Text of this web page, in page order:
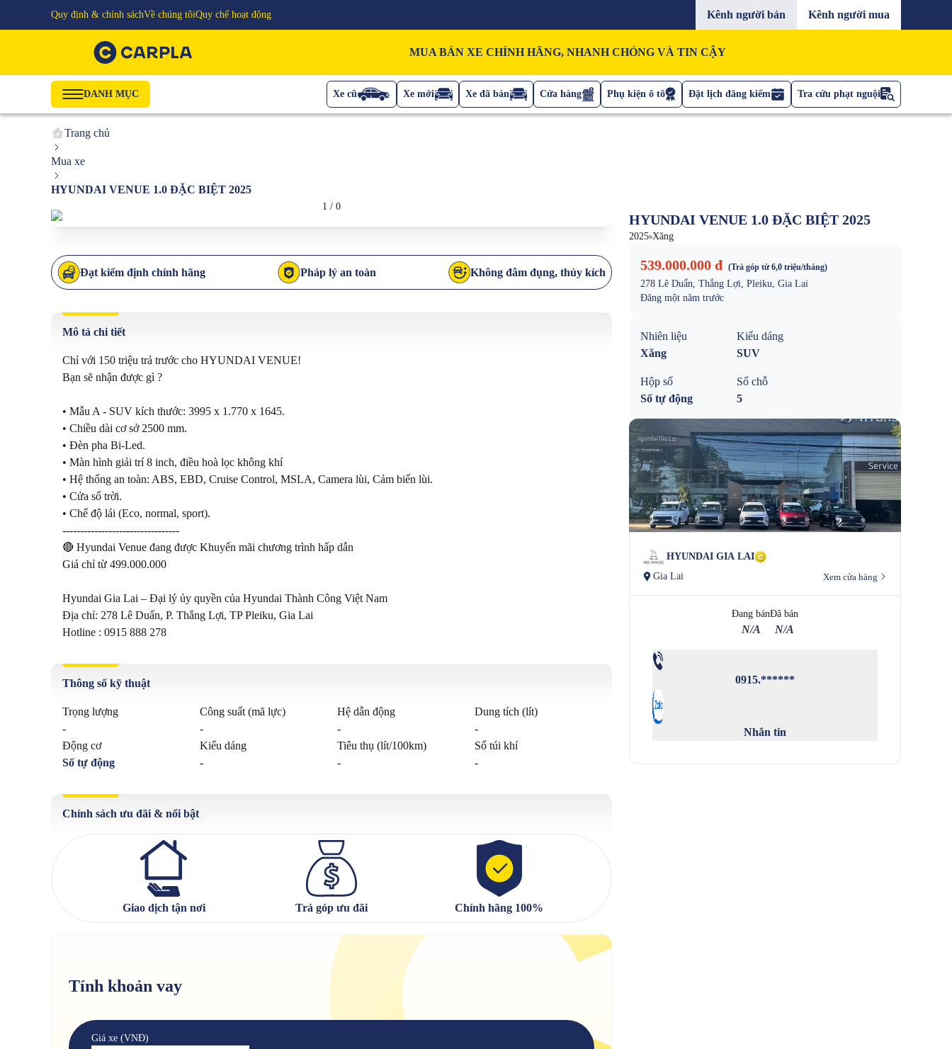
Quy định & chính sáchVề chúng tôiQuy chế hoạt động Kênh người bán Kênh người mua
MUA BÁN XE CHÍNH HÃNG, NHANH CHÓNG VÀ TIN CẬY
DANH MỤC Xe cũ Xe mới Xe đã bán Cửa hàng Phụ kiện ô tô Đặt lịch đăng kiểm Tra cứu phạt nguội
Trang chủ
Mua xe
HYUNDAI VENUE 1.0 ĐẶC BIỆT 2025
1 / 0
Đạt kiểm định chính hãng Pháp lý an toàn Không đâm đụng, thủy kích
Mô tả chi tiết
Chỉ với 150 triệu trả trước cho HYUNDAI VENUE!
Bạn sẽ nhận được gì ?
• Mẫu A - SUV kích thước: 3995 x 1.770 x 1645.
• Chiều dài cơ sở 2500 mm.
• Đèn pha Bi-Led.
• Màn hình giải trí 8 inch, điều hoà lọc không khí
• Hệ thống an toàn: ABS, EBD, Cruise Control, MSLA, Camera lùi, Cảm biến lùi.
• Cửa sổ trời.
• Chế độ lái (Eco, normal, sport).
---------------------------------
🔴 Hyundai Venue đang được Khuyến mãi chương trình hấp dẫn
Giá chỉ từ 499.000.000
Hyundai Gia Lai – Đại lý ủy quyền của Hyundai Thành Công Việt Nam
Địa chỉ: 278 Lê Duẩn, P. Thắng Lợi, TP Pleiku, Gia Lai
Thông số kỹ thuật
Trọng lượng
-
Động cơ
Số tự động
Công suất (mã lực)
-
Kiểu dáng
-
Hệ dẫn động
-
Tiêu thụ (lít/100km)
-
Dung tích (lít)
-
Số túi khí
-
Chính sách ưu đãi & nổi bật
Giao dịch tận nơi Trả góp ưu đãi Chính hãng 100%
Tính khoản vay
Giá xe (VNĐ)
HYUNDAI VENUE 1.0 ĐẶC BIỆT 2025
2025 Xăng
539.000.000 đ (Trả góp từ6,0 triệu/tháng)
278 Lê Duẩn, Thắng Lợi, Pleiku, Gia Lai
Đăng một năm trước
Nhiên liệu
Xăng
Kiểu dáng
SUV
Hộp số
Số tự động
Số chỗ
5
HYUNDAI GIA LAI
Gia Lai
Xem cửa hàng
Đang bán
N/A
Đã bán
N/A
0915.******
Nhắn tin